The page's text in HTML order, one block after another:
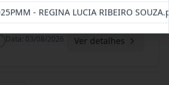
Data: 03/08/2026 Ver detalhes
- REGINA LUCIA RIBEIRO